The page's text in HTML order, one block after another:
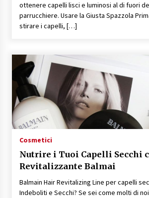
ottenere capelli lisci e luminosi al di fuori
parrucchiere. Usare la Giusta Spazzola
stirare i capelli, […]
Cosmetici
Nutrire i Tuoi Capelli Secchi
Revitalizzante Balmai
Balmain Hair Revitalizing Line per capelli
Indeboliti e Secchi? Se sei come molti di